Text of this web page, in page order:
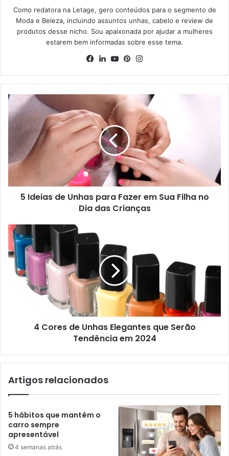
Como redatora na Letage, gero conteúdos para o segmento de
Moda e Beleza, incluindo assuntos unhas, cabelo e review de
produtos desse nicho. Sou apaixonada por ajudar a mulheres
estarem bem informadas sobre esse tema.
Facebook
Linkedin
YouTubePinterest
5 Ideias de Unhas para Fazer em Sua Filha no
Dia das Crianças
4 Cores de Unhas Elegantes que Serão
Tendência em 2024
Artigos relacionados
5 hábitos que mantêm o
carro sempre
apresentável
4 semanas atrás